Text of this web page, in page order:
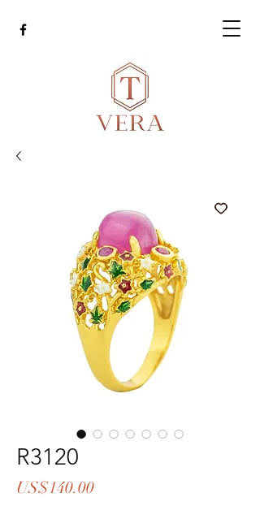
R3120
US$140.00價